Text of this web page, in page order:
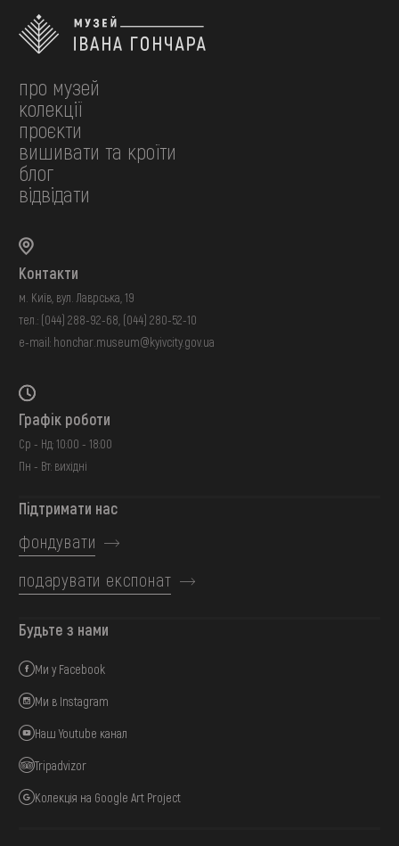
про музей
колекції
проєкти
вишивати та кроїти
блог
відвідати
Контакти
м. Київ, вул. Лаврська, 19
тел.: (044) 288-92-68 (044) 280-52-10
e-mail: honchar.museum@kyivcity.gov.ua
Графік роботи
Ср - Нд: 10:00 - 18:00
Пн - Вт: вихідні
Підтримати нас
фондувати
подарувати експонат
Будьте з нами
Ми у Facebook
Ми в Instagram
Наш Youtube канал
Tripadvizor
Колекція на Google Art Project